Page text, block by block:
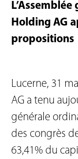
Holding AG
propositions
Lucerne, 31
AG a tenu
générale
des congrès
63,41% du